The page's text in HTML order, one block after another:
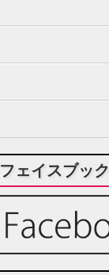
フェイスブック